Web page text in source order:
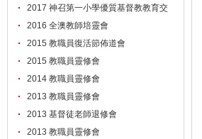
2017 神召第一小學優質基督教教育交
流學習
2016 全澳教師培靈會
2015 教職員復活節佈道會
2015 教職員靈修會
2014 教職員靈修會
2013 教職員靈修會
2013 基督徒老師退修會
2013 教職員靈修會